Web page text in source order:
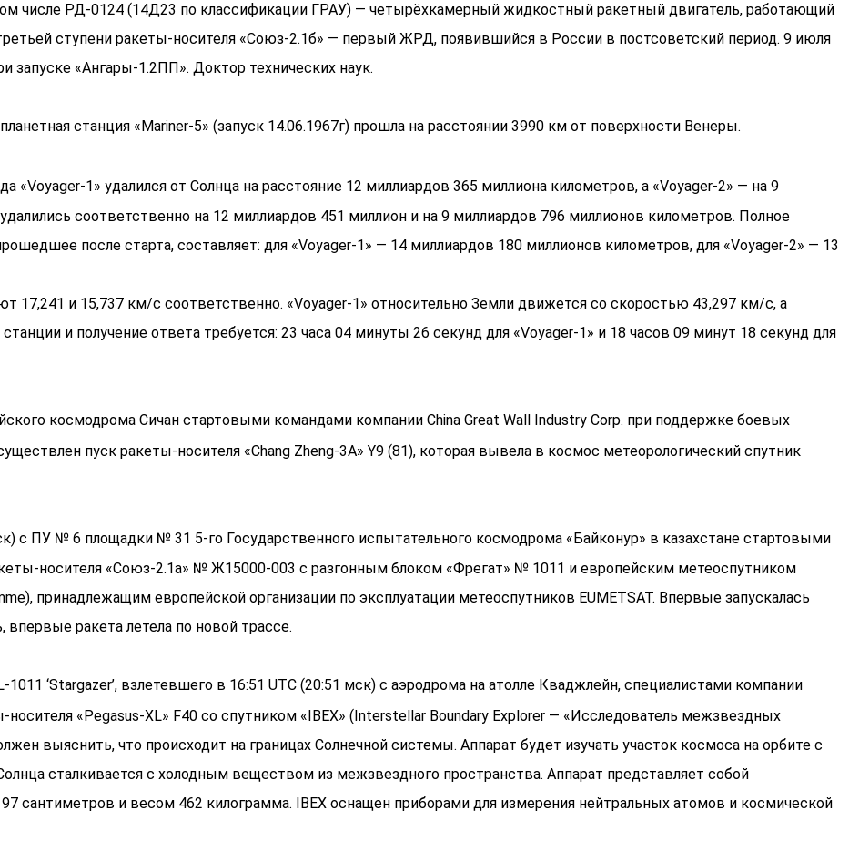
числе РД-0124 (14Д23 по классификации ГРАУ) — четырёхкамерный жидкостный ракетный двигатель, работающий
ступени ракеты-носителя «Союз-2.1б» — первый ЖРД, появившийся в России в постсоветский период. 9 июля
«Ангары-1.2ПП». Доктор технических наук.
станция «Mariner-5» (запуск 14.06.1967г) прошла на расстоянии 3990 км от поверхности Венеры.
«Voyager-1» удалился от Солнца на расстояние 12 миллиардов 365 миллиона километров, а «Voyager-2» — на 9
соответственно на 12 миллиардов 451 миллион и на 9 миллиардов 796 миллионов километров. Полное
после старта, составляет: для «Voyager-1» — 14 миллиардов 180 миллионов километров, для «Voyager-2» — 13
17,241 и 15,737 км/с соответственно. «Voyager-1» относительно Земли движется со скоростью 43,297 км/с, а
и получение ответа требуется: 23 часа 04 минуты 26 секунд для «Voyager-1» и 18 часов 09 минут 18 секунд для
космодрома Сичан стартовыми командами компании China Great Wall Industry Corp. при поддержке боевых
пуск ракеты-носителя «Chang Zheng-3A» Y9 (81), которая вывела в космос метеорологический спутник
с ПУ № 6 площадки № 31 5-го Государственного испытательного космодрома «Байконур» в казахстане стартовыми
носителя «Союз-2.1а» № Ж15000-003 с разгонным блоком «Фрегат» № 1011 и европейским метеоспутником
принадлежащим европейской организации по эксплуатации метеоспутников EUMETSAT. Впервые запускалась
впервые ракета летела по новой трассе.
1011 ‘Stargazer’, взлетевшего в 16:51 UTC (20:51 мск) с аэродрома на атолле Кваджлейн, специалистами компании
«Pegasus-XL» F40 со спутником «IBEX» (Interstellar Boundary Explorer — «Исследователь межзвездных
выяснить, что происходит на границах Солнечной системы. Аппарат будет изучать участок космоса на орбите с
сталкивается с холодным веществом из межзвездного пространства. Аппарат представляет собой
сантиметров и весом 462 килограмма. IBEX оснащен приборами для измерения нейтральных атомов и космической